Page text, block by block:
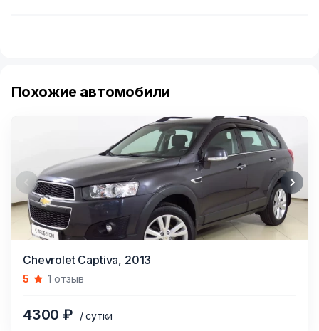
Похожие автомобили
Chevrolet Captiva, 2013
5 1 отзыв
4300 ₽ / сутки